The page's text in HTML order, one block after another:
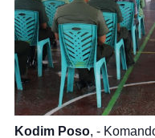
Kodim Poso, -